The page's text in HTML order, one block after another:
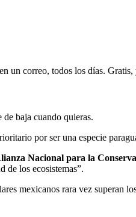
un correo, todos los días. Gratis,
de baja cuando quieras.
por ser una especie
Nacional para la
de los ecosistemas”.
mexicanos rara vez superan